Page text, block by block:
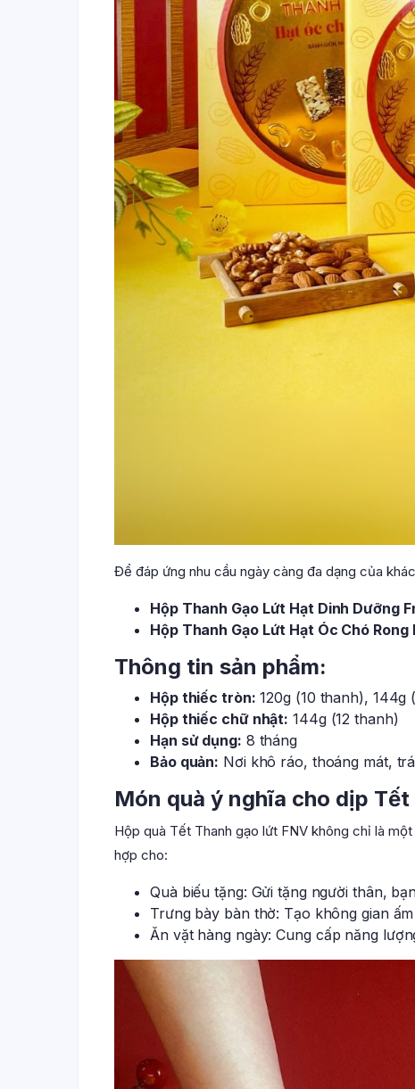
Để đáp ứng nhu cầu ngày càng đa dạng của
Hộp Thanh Gạo Lứt Hạt Dinh Dưỡng
Hộp Thanh Gạo Lứt Hạt Óc Chó Rong
Thông tin sản phẩm:
Hộp thiếc tròn: 120g (10 thanh), 144g
Hộp thiếc chữ nhật: 144g (12 thanh)
Hạn sử dụng: 8 tháng
Bảo quản: Nơi khô ráo, thoáng mát,
Món quà ý nghĩa cho dịp Tết
Hộp quà Tết Thanh gạo lứt FNV không chỉ là
hợp cho:
Quà biếu tặng: Gửi tặng người thân,
Trưng bày bàn thờ: Tạo không gian
Ăn vặt hàng ngày: Cung cấp năng